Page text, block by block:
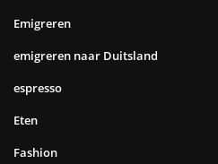
Emigreren
emigreren naar Duitsland
espresso
Eten
Fashion